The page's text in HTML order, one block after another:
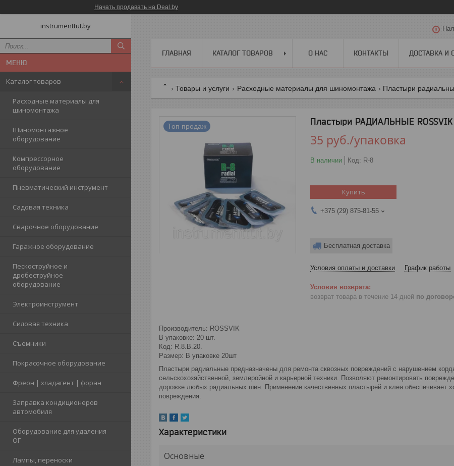
Начать продавать на Deal.by
instrumenttut.by
Каталог товаров
Расходные материалы для
шиномонтажа
Шиномонтажное
оборудование
Компрессорное
оборудование
Пневматический инструмент
Садовая техника
Сварочное оборудование
Гаражное оборудование
Пескоструйное и
дробеструйное
оборудование
Электроинструмент
Силовая техника
Съемники
Покрасочное оборудование
Фреон | хладагент | форан
Заправка кондиционеров
автомобиля
Оборудование для удаления
ОГ
Лампы, переноски
ГЛАВНАЯ КАТАЛОГ ТОВАРОВ О НАС КОНТАКТЫ ДОСТАВКА И
Товары и услуги Расходные материалы для шиномонтажа Пластыри
Топ продаж Пластыри РАДИАЛЬНЫЕ
35 руб./упаковка
В наличии Код: R-8
Купить
+375 (29) 875-81-55
Бесплатная доставка
Условия оплаты и доставки График работы
возврат товара в течение 14 дней по
Производитель: ROSSVIK
В упаковке: 20 шт.
Код: R.8.B.20.
Размер: В упаковке 20шт
Пластыри радиальные предназначены для ремонта сквозных повреждений с нарушением
сельскохозяйственной, землеройной и карьерной техники. Позволяют ремонтировать
дорожке любых радиальных шин. Применение качественных пластырей и клея обеспечивает
повреждения.
Характеристики
Основные